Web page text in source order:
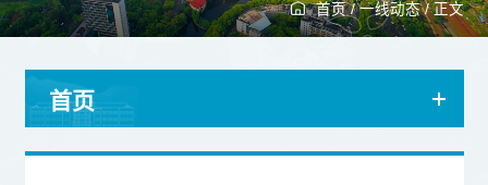
首页/一线动态/正文
首页